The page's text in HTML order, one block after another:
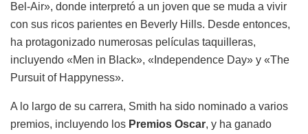
Bel-Air», donde interpretó a un joven que se muda a vivir
con sus ricos parientes en Beverly Hills. Desde entonces,
ha protagonizado numerosas películas taquilleras,
incluyendo «Men in Black», «Independence Day» y «The
Pursuit of Happyness».
A lo largo de su carrera, Smith ha sido nominado a varios
premios, incluyendo los Premios Oscar, y ha ganado